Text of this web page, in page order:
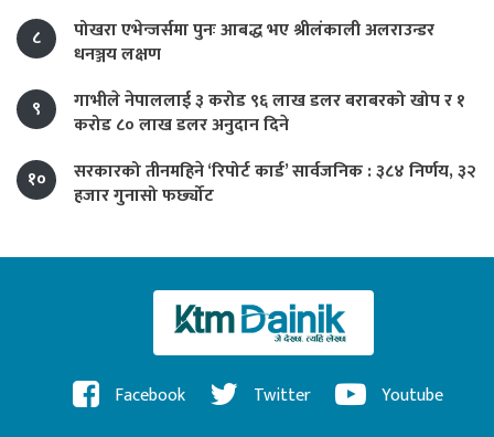
८
पोखरा एभेन्जर्समा पुनः आबद्ध भए श्रीलंकाली अलराउन्डर
धनञ्जय लक्षण
९
गाभीले नेपाललाई ३ करोड ९६ लाख डलर बराबरको खोप र १
करोड ८० लाख डलर अनुदान दिने
१०
सरकारको तीनमहिने ‘रिपोर्ट कार्ड’ सार्वजनिक : ३८४ निर्णय, ३२
हजार गुनासो फर्छ्योट
Facebook Twitter Youtube